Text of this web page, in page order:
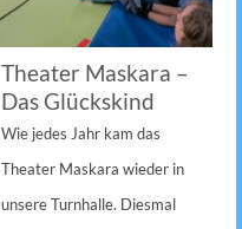
Theater Maskara –
Das Glückskind
Wie jedes Jahr kam das
Theater Maskara wieder in
unsere Turnhalle. Diesmal